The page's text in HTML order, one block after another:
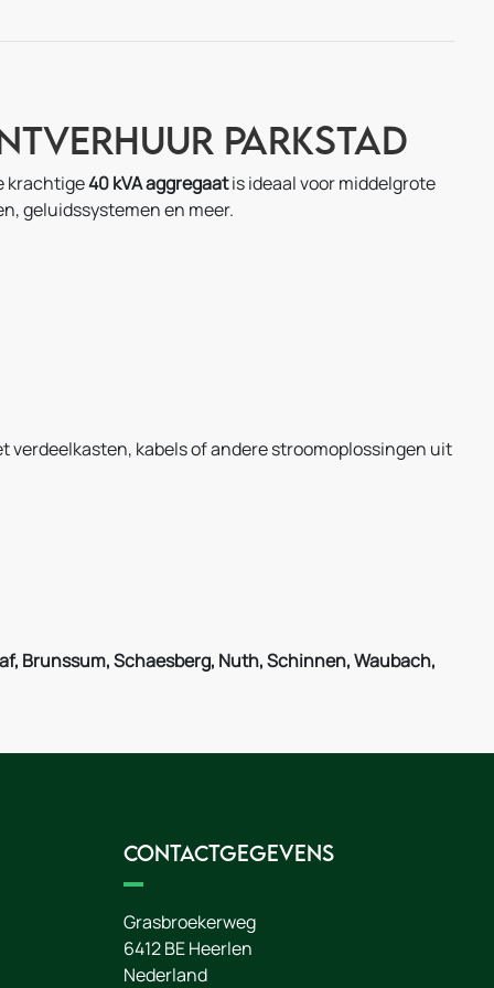
Parkstad
krachtige40 kVA aggregaatis ideaal voor middelgrote
geluidssystemen en meer.
verdeelkasten, kabels of andere stroomoplossingen uit
Brunssum, Schaesberg, Nuth, Schinnen, Waubach,
Contactgegevens
Grasbroekerweg
6412 BEHeerlen
Nederland